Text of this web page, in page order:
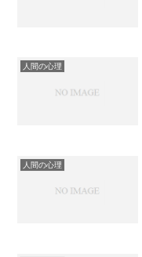
人間の心理
人間の心理